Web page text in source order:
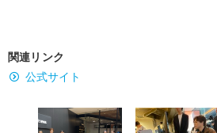
関連リンク
公式サイト